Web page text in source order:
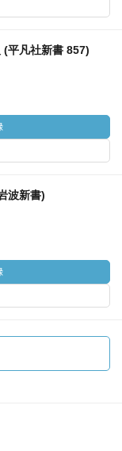
(平凡社新書 857)
波新書)